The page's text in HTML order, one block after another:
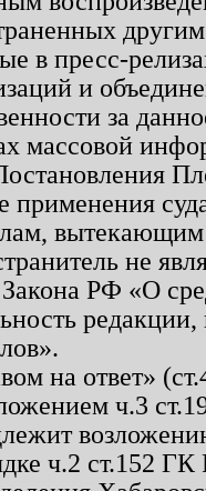
в пресс-
и
за
массовой
применения
вытекающим
не
РФ «О
на ответ»
ч.3
ч.2 ст.152